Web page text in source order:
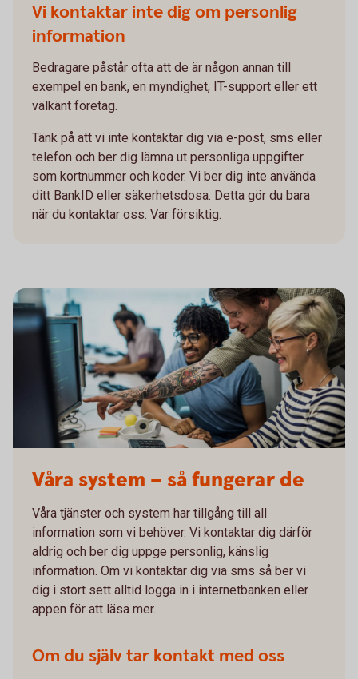
Vi kontaktar inte dig om personlig
information
Bedragare påstår ofta att de är någon annan till
exempel en bank, en myndighet, IT-support eller ett
välkänt företag.
Tänk på att vi inte kontaktar dig via e-post, sms eller
telefon och ber dig lämna ut personliga uppgifter
som kortnummer och koder. Vi ber dig inte använda
ditt BankID eller säkerhetsdosa. Detta gör du bara
när du kontaktar oss. Var försiktig.
Våra system – så fungerar de
Våra tjänster och system har tillgång till all
information som vi behöver. Vi kontaktar dig därför
aldrig och ber dig uppge personlig, känslig
information. Om vi kontaktar dig via sms så ber vi
dig i stort sett alltid logga in i internetbanken eller
appen för att läsa mer.
Om du själv tar kontakt med oss